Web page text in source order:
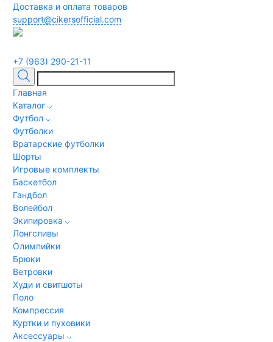
Доставка и оплата товаров
support@cikersofficial.com
+7 (963) 290-21-11
Главная
Каталог
Футбол
Футболки
Вратарские футболки
Шорты
Игровые комплекты
Баскетбол
Гандбол
Волейбол
Экипировка
Лонгсливы
Олимпийки
Брюки
Ветровки
Худи и свитшоты
Поло
Компрессия
Куртки и пуховики
Аксессуары